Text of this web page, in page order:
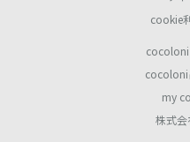
cookie
cocoloni
cocoloni
my
株式